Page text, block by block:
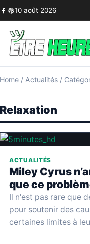
Skip to content
10 août 2026
Home / Actualités /
Relaxation
ACTUALITÉS
Miley Cyrus
que ce
Il n'est pas rare que
pour soutenir des
certaines limites à